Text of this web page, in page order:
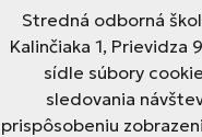
Stredná odborná
Kalinčiaka 1, Prievidza
sídle súbory
sledovania
prispôsobeniu